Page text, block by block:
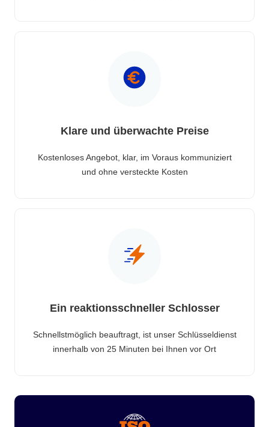
Klare und überwachte Preise
Kostenloses Angebot, klar, im Voraus kommuniziert
und ohne versteckte Kosten
Ein reaktionsschneller Schlosser
Schnellstmöglich beauftragt, ist unser Schlüsseldienst
innerhalb von 25 Minuten bei Ihnen vor Ort